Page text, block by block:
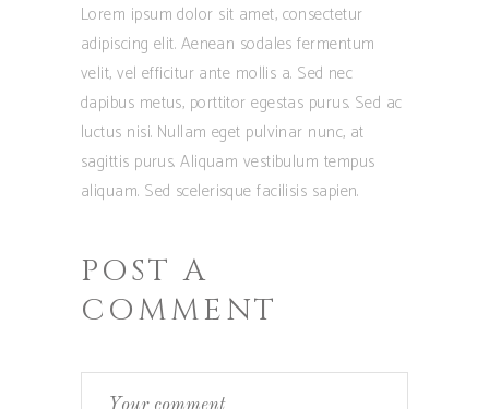
Lorem ipsum dolor sit amet, consectetur
adipiscing elit. Aenean sodales fermentum
velit, vel efficitur ante mollis a. Sed nec
dapibus metus, porttitor egestas purus. Sed ac
luctus nisi. Nullam eget pulvinar nunc, at
sagittis purus. Aliquam vestibulum tempus
aliquam. Sed scelerisque facilisis sapien.
POST A
COMMENT